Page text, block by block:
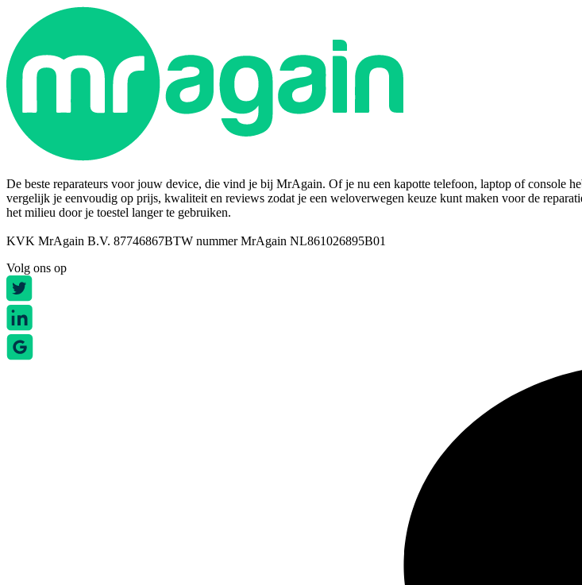
De beste reparateurs voor jouw device, die vind je bij MrAgain. Of je nu een kapotte telefoon, laptop of console
vergelijk je eenvoudig op prijs, kwaliteit en reviews zodat je een weloverwegen keuze kunt maken voor de
het milieu door je toestel langer te gebruiken.
KVK MrAgain B.V. 87746867BTW nummer MrAgain NL861026895B01
Volg ons op